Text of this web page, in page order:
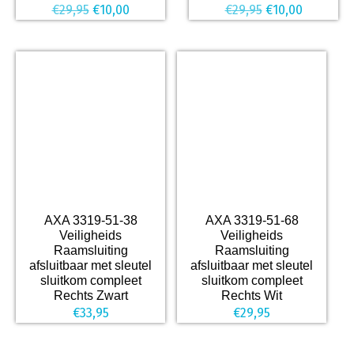
€29,95 Oorspronkelijke
was:
€10,00Huidige
is:
€29,95
was:
€10,00Huidige
is:
AXA 3319-51-38
Veiligheids
Raamsluiting
afsluitbaar met sleutel
sluitkom compleet
Rechts Zwart
€33,95
AXA 3319-51-68
Veiligheids
Raamsluiting
afsluitbaar met sleutel
sluitkom compleet
Rechts Wit
€29,95